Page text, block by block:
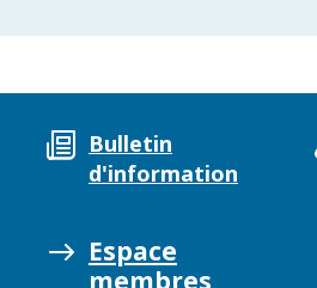
Bulletin
d'information
Espace
membres